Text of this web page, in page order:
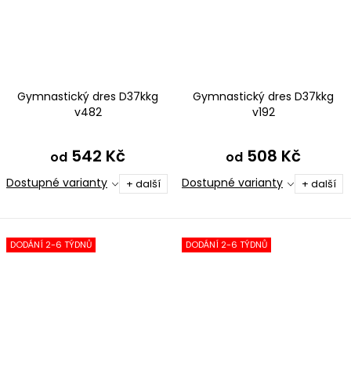
Gymnastický dres D37kkg
v482
od 542 Kč
Dostupné varianty + další
Gymnastický dres D37kkg
v192
od 508 Kč
Dostupné varianty + další
DODÁNÍ 2-6 TÝDNŮ DODÁNÍ 2-6 TÝDNŮ